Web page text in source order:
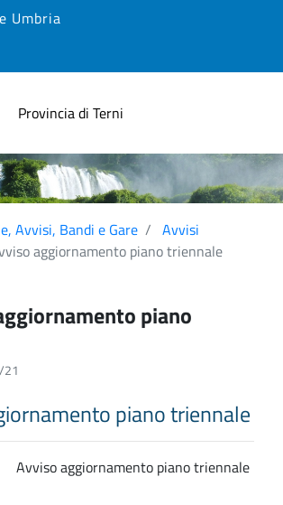
Umbria
Provincia di Terni
Avvisi, Bandi e Gare
Avvisi
aggiornamento piano triennale
piano
21
piano triennale
Avviso aggiornamento piano triennale